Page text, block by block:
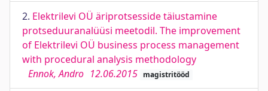
2. Elektrilevi OÜ äriprotsesside täiustamine
protseduuranalüüsi meetodil. The improvement
of Elektrilevi OÜ business process management
with procedural analysis methodology
Ennok, Andro 12.06.2015 magistritööd